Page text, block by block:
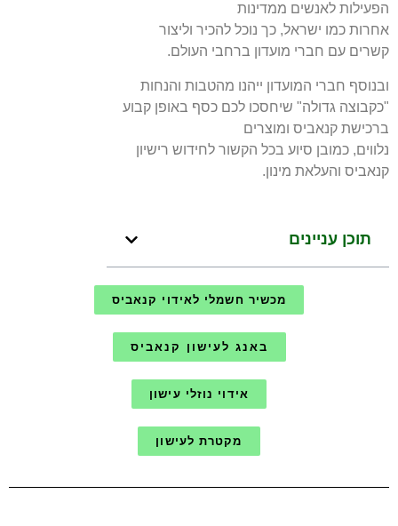
הפעילות לאנשים ממדינות
אחרות כמו ישראל, כך נוכל להכיר וליצור
קשרים עם חברי מועדון ברחבי העולם.
ובנוסף חברי המועדון ייהנו מהטבות והנחות
"כקבוצה גדולה" שיחסכו לכם כסף באופן קבוע
ברכישת קנאביס ומוצרים
נלווים, כמובן סיוע בכל הקשור לחידוש רישיון
קנאביס והעלאת מינון.
תוכן עניינים
מכשיר חשמלי לאידוי קנאביס
באנג לעישון קנאביס
אידוי נוזלי עישון
מקטרת לעישון